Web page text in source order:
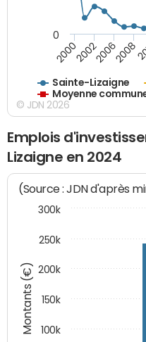
Sainte-Lizaigne
Moyenne
2000200220062008
0
© JDN 2026
Emplois
Lizaigne en 2024
Montants (€)
(Source : JDN d'après
100k
150k
200k
250k
300k